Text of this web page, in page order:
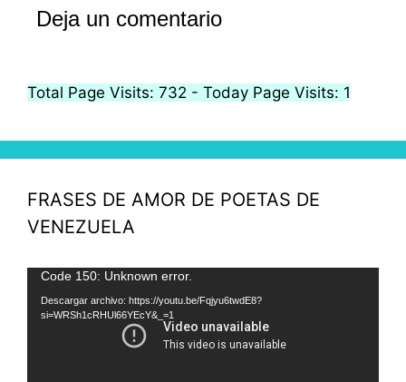
Deja un comentario
Total Page Visits: 732 - Today Page Visits: 1
FRASES DE AMOR DE POETAS DE
VENEZUELA
Reproductor
de
vídeo
Code 150: Unknown error.
Descargar archivo: https://youtu.be/Fqjyu6twdE8?
si=WRSh1cRHUl66YEcY&_=1